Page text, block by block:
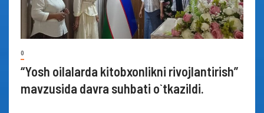
0
“Yosh oilalarda kitobxonlikni rivojlantirish”
mavzusida davra suhbati o`tkazildi.